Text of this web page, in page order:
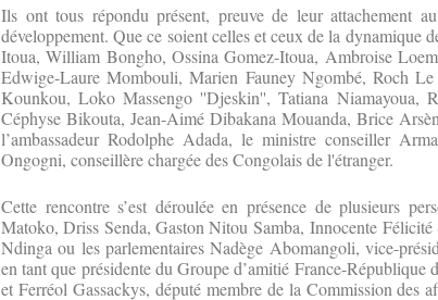
Ils ont tous répondu présent, preuve de leur attachement
développement. Que ce soient celles et ceux de la dynamique
Itoua, William Bongho, Ossina Gomez-Itoua, Ambroise
Edwige-Laure Mombouli, Marien Fauney Ngombé, Roch
Kounkou, Loko Massengo ''Djeskin'', Tatiana Niamayoua,
Céphyse Bikouta, Jean-Aimé Dibakana Mouanda, Brice
l’ambassadeur Rodolphe Adada, le ministre conseiller
Ongogni, conseillère chargée des Congolais de l'étranger.
Cette rencontre s’est déroulée en présence de plusieurs
Matoko, Driss Senda, Gaston Nitou Samba, Innocente
Ndinga ou les parlementaires Nadège Abomangoli, vice-
en tant que présidente du Groupe d’amitié France-
et Ferréol Gassackys, député membre de la Commission des